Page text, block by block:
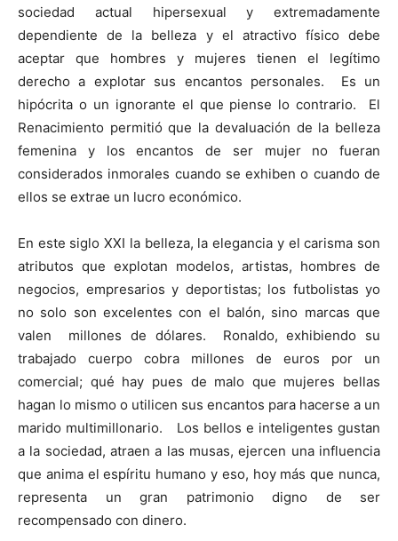
sociedad actual hipersexual y extremadamente
dependiente de la belleza y el atractivo físico debe
aceptar que hombres y mujeres tienen el legítimo
derecho a explotar sus encantos personales. Es un
hipócrita o un ignorante el que piense lo contrario. El
Renacimiento permitió que la devaluación de la belleza
femenina y los encantos de ser mujer no fueran
considerados inmorales cuando se exhiben o cuando de
ellos se extrae un lucro económico.
En este siglo XXI la belleza, la elegancia y el carisma son
atributos que explotan modelos, artistas, hombres de
negocios, empresarios y deportistas; los futbolistas yo
no solo son excelentes con el balón, sino marcas que
valen millones de dólares. Ronaldo, exhibiendo su
trabajado cuerpo cobra millones de euros por un
comercial; qué hay pues de malo que mujeres bellas
hagan lo mismo o utilicen sus encantos para hacerse a un
marido multimillonario. Los bellos e inteligentes gustan
a la sociedad, atraen a las musas, ejercen una influencia
que anima el espíritu humano y eso, hoy más que nunca,
representa un gran patrimonio digno de ser
recompensado con dinero.